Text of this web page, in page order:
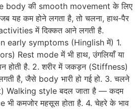
body की smooth movement के लिए
यह कम होने लगता है, तो चलना, हाथ‑पैर
में दिक्कत आने लगती है.
early symptoms (Hinglish में) 1.
Rest mode में भी हाथ, उंगलियाँ या
होती है. 2. शरीर में जकड़न (Stiffness)
है, जैसे body भारी हो गई हो. 3. चलने
Walking style बदल जाता है — कदम
भी कमजोर महसूस होता है. 4. चेहरे के भाव